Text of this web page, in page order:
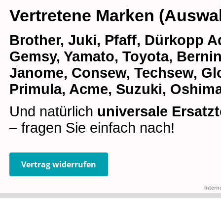
Vertretene Marken
Brother, Juki, Pfaff, Dürkopp
Gemsy, Yamato, Toyota,
Janome, Consew, Techsew,
Primula, Acme, Suzuki,
Und natürlich universale
– fragen Sie einfach nach!
Vertrag widerrufen